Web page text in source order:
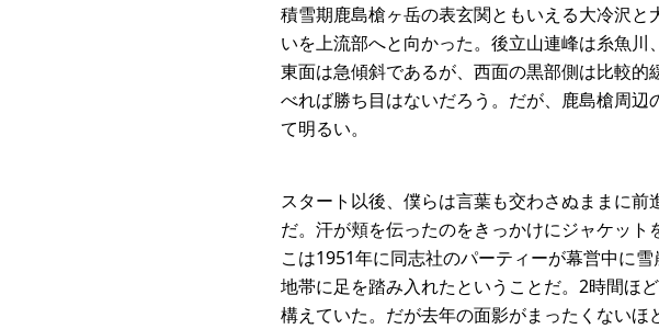
積雪期鹿島槍ヶ岳の表玄関ともいえる大冷沢
いを上流部へと向かった。後立山連峰は糸魚
東面は急傾斜であるが、西面の黒部側は比較
べれば勝ち目はないだろう。だが、鹿島槍周
て明るい。
スタート以後、僕らは言葉も交わさぬままに
だ。汗が頬を伝ったのをきっかけにジャケッ
こは1951年に同志社のパーティーが幕営中に
地帯に足を踏み入れたということだ。2時間ほ
構えていた。だが去年の面影がまったくない